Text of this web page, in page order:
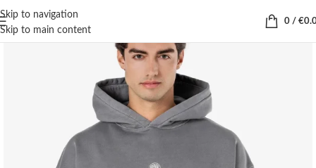
Skip to navigation
Skip to main content
0 / €